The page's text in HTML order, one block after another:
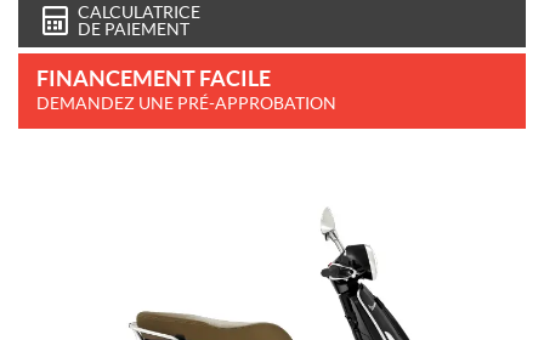
CALCULATRICE
DE PAIEMENT
FINANCEMENT FACILE
DEMANDEZ UNE PRÉ-APPROBATION